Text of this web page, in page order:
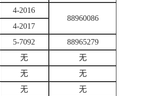
4-2016
88960086
4-2017
5-7092
88965279
无
无
无
无
无
无